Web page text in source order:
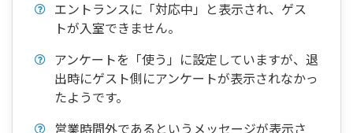
エントランスに「対応中」と表示され、ゲス
トが入室できません。
アンケートを「使う」に設定していますが、退
出時にゲスト側にアンケートが表示されなかっ
たようです。
営業時間外であるというメッセージが表示さ